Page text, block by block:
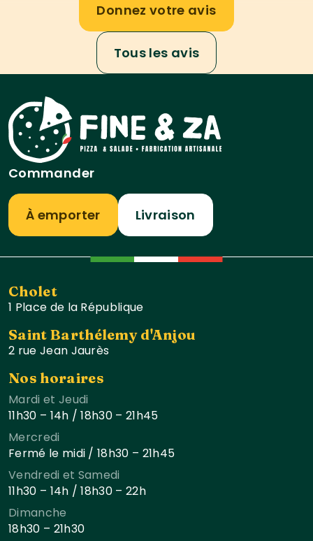
Donnez votre avis
Tous les avis
Commander
À emporter Livraison
Cholet
1 Place de la République
Saint Barthélemy d'Anjou
2 rue Jean Jaurès
Nos horaires
Mardi et Jeudi
11h30 – 14h / 18h30 – 21h45
Mercredi
Fermé le midi / 18h30 – 21h45
Vendredi et Samedi
11h30 – 14h / 18h30 – 22h
Dimanche
18h30 – 21h30